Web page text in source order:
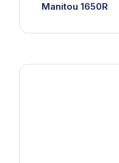
Manitou 1650R